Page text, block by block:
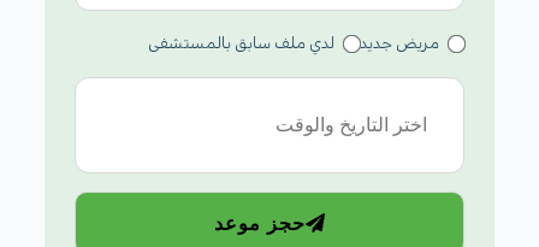
مريض جديد لدي ملف سابق بالمستشفى
حجز موعد